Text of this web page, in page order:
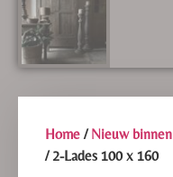
Home /Nieuw binnen
/ 2-Lades 100 x 160